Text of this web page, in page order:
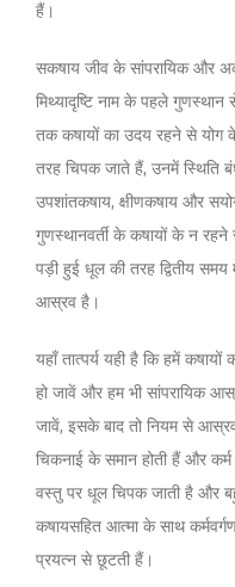
हैं।
सकषाय जीव के सांपरायिक और
मिथ्यादृष्टि नाम के पहले
तक कषायों का उदय रहने से योग
तरह चिपक जाते हैं, उनमें स्थिति
उपशांतकषाय, क्षीणकषाय और
गुणस्थानवर्ती के कषायों के न
पड़ी हुई धूल की तरह द्वितीय
आस्रव है।
यहाँ तात्पर्य यही है कि हमें
हो जावें और हम भी सांपरायिक
जावें, इसके बाद तो नियम से आस्रव
चिकनाई के समान होती हैं और
वस्तु पर धूल चिपक जाती है और
कषायसहित आत्मा के साथ
प्रयत्न से छूटती हैं।